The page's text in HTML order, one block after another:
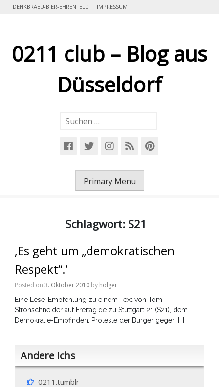
SkipDENKBRAEU-BIER-EHRENFELD IMPRESSUM
0211 club – Blog aus
Düsseldorf
Suchen
Primary Menu
Schlagwort: S21
‚Es geht um „demokratischen
Respekt“.‘
Posted on 3. Oktober 2010 by holger
Eine Lese-Empfehlung zu einem Text von Tom
Strohschneider auf Freitag.de zu Stuttgart 21 (S21), dem
Demokratie-Empfinden, Proteste der Bürger gegen […]
Andere Ichs
0211.tumblr